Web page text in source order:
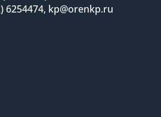
6254474, kp@orenkp.ru